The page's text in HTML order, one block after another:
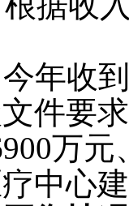
今年收
件要
万
中心